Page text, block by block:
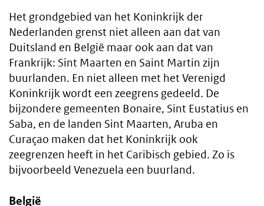
Het grondgebied van het Koninkrijk der
Nederlanden grenst niet alleen aan dat van
Duitsland en België maar ook aan dat van
Frankrijk: Sint Maarten en Saint Martin zijn
buurlanden. En niet alleen met het Verenigd
Koninkrijk wordt een zeegrens gedeeld. De
bijzondere gemeenten Bonaire, Sint Eustatius en
Saba, en de landen Sint Maarten, Aruba en
Curaçao maken dat het Koninkrijk ook
zeegrenzen heeft in het Caribisch gebied. Zo is
bijvoorbeeld Venezuela een buurland.
België